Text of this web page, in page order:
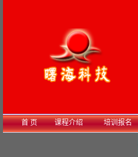
首 页 课程介绍 培训报名